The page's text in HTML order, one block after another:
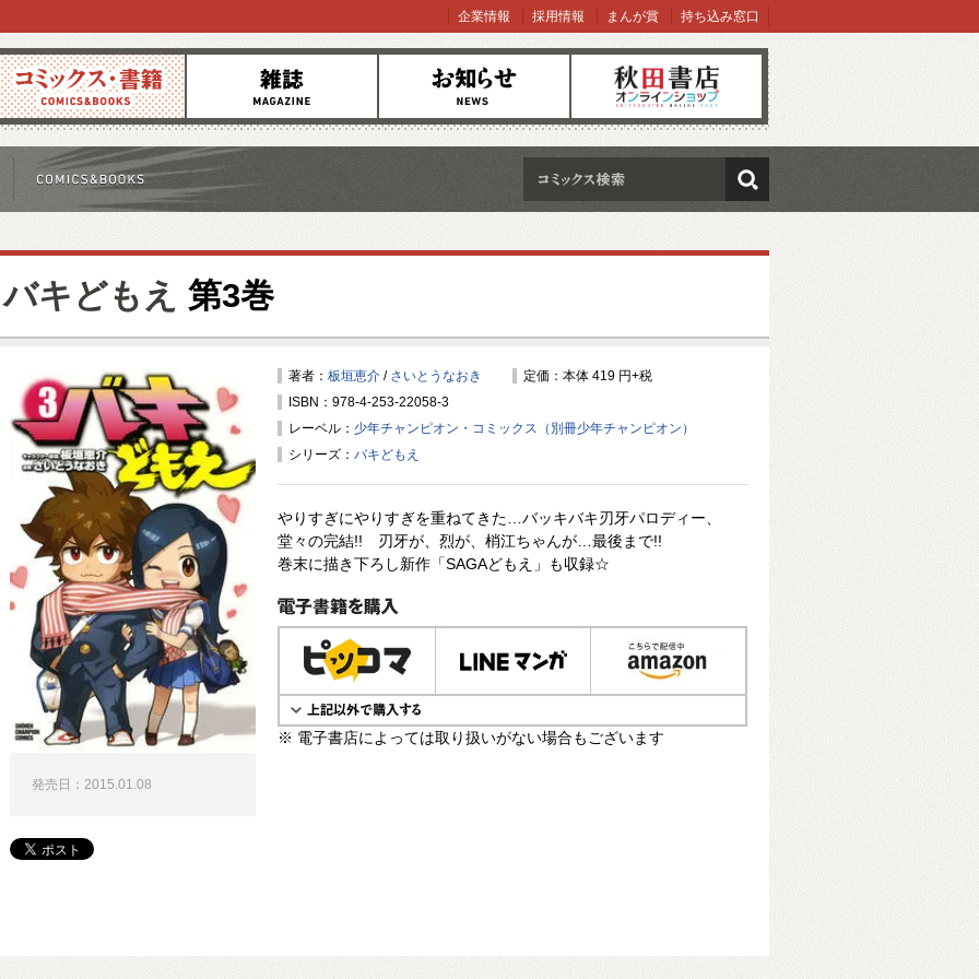
ミックス 雑誌 お知らせ オンラインショップ
企業情報 採用情報 まんが賞 持ち込み窓口
検索
バキどもえ 第3巻
著者： 板垣恵介 / さいとうなおき
定価：本体 419 円+税
ISBN：978-4-253-22058-3
レーベル： 少年チャンピオン・コミックス（別冊少年チャンピオン）
シリーズ： バキどもえ
やりすぎにやりすぎを重ねてきた…バッキバキ刃牙パロディー、
堂々の完結!! 刃牙が、烈が、梢江ちゃんが…最後まで!!
巻末に描き下ろし新作「SAGAどもえ」も収録☆
電子書籍で購入
※ 電子書店によっては取り扱いがない場合もございます
発売日：2015.01.08